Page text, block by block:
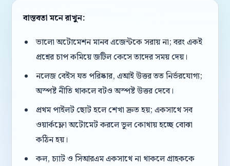
বাস্তবতা মনে রাখুন:
ভালো অটোমেশন মানব এজেন্টকে সরায় না; বরং একই
প্রশ্নের চাপ কমিয়ে জটিল কেসে তাদের সময় দেয়।
নলেজ বেইস যত পরিষ্কার, এআই উত্তর তত নির্ভরযোগ্য;
অস্পষ্ট নীতি থাকলে বটও অস্পষ্ট উত্তর দেবে।
প্রথম পাইলট ছোট হলে শেখা দ্রুত হয়; একসাথে সব
ওয়ার্কফ্লো অটোমেট করলে ভুল কোথায় হচ্ছে বোঝা
কঠিন হয়।
কল, চ্যাট ও সিআরএম একসাথে না থাকলে গ্রাহককে